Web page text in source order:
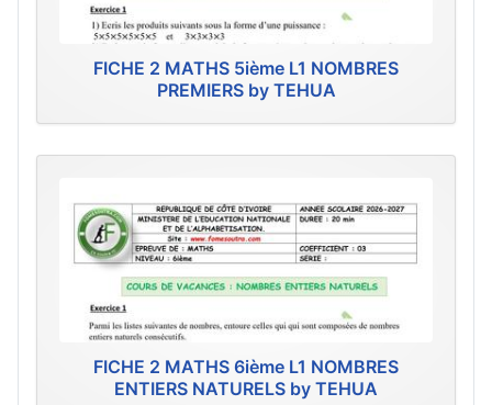
FICHE 2 MATHS 5ième L1 NOMBRES
PREMIERS by TEHUA
FICHE 2 MATHS 6ième L1 NOMBRES
ENTIERS NATURELS by TEHUA